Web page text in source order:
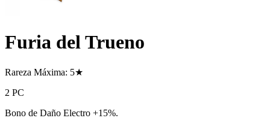
Furia del Trueno
Rareza Máxima: 5★
2 PC
Bono de Daño Electro +15%.